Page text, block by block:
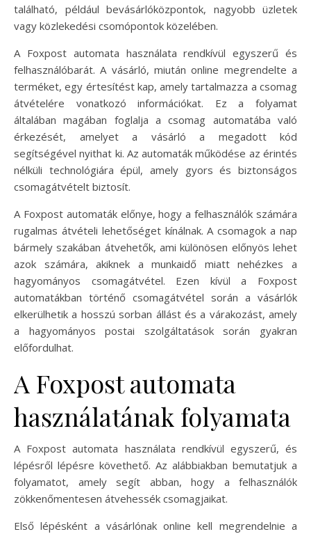
található, például bevásárlóközpontok, nagyobb üzletek
vagy közlekedési csomópontok közelében.
A Foxpost automata használata rendkívül egyszerű és
felhasználóbarát. A vásárló, miután online megrendelte a
terméket, egy értesítést kap, amely tartalmazza a csomag
átvételére vonatkozó információkat. Ez a folyamat
általában magában foglalja a csomag automatába való
érkezését, amelyet a vásárló a megadott kód
segítségével nyithat ki. Az automaták működése az érintés
nélküli technológiára épül, amely gyors és biztonságos
csomagátvételt biztosít.
A Foxpost automaták előnye, hogy a felhasználók számára
rugalmas átvételi lehetőséget kínálnak. A csomagok a nap
bármely szakában átvehetők, ami különösen előnyös lehet
azok számára, akiknek a munkaidő miatt nehézkes a
hagyományos csomagátvétel. Ezen kívül a Foxpost
automatákban történő csomagátvétel során a vásárlók
elkerülhetik a hosszú sorban állást és a várakozást, amely
a hagyományos postai szolgáltatások során gyakran
előfordulhat.
A Foxpost automata
használatának folyamata
A Foxpost automata használata rendkívül egyszerű, és
lépésről lépésre követhető. Az alábbiakban bemutatjuk a
folyamatot, amely segít abban, hogy a felhasználók
zökkenőmentesen átvehessék csomagjaikat.
Első lépésként a vásárlónak online kell megrendelnie a